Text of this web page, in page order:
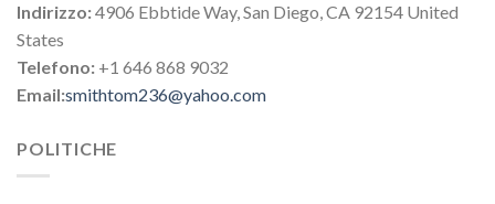
Indirizzo:4906 Ebbtide Way, San Diego, CA 92154 United
States
Telefono: +1 646 868 9032
Email:smithtom236@yahoo.com
POLITICHE